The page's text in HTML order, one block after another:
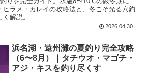
ヒラメ・カレイの攻略法と、冬こそ光る穴釣
解説。
2026.04.30
浜名湖・遠州灘の夏釣り完全攻略
（6〜8月）｜タチウオ・マゴチ・
アジ・キスを釣り尽くす